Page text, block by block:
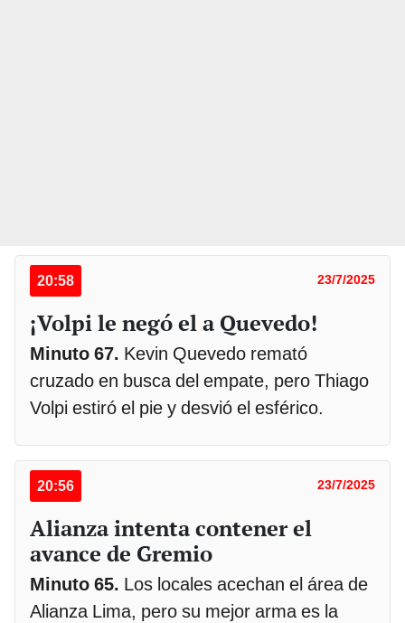
20:58 23/7/2025
¡Volpi le negó el a Quevedo!
Minuto 67. Kevin Quevedo remató
cruzado en busca del empate, pero Thiago
Volpi estiró el pie y desvió el esférico.
20:56 23/7/2025
Alianza intenta contener el
avance de Gremio
Minuto 65. Los locales acechan el área de
Alianza Lima, pero su mejor arma es la